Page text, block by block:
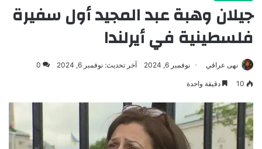
جيلان وهبة عبد المجيد أول سفيرة
فلسطينية في أيرلندا
نهى عراقي نوفمبر 6, 2024 آخر تحديث: نوفمبر 6, 2024 0
10 دقيقة واحدة